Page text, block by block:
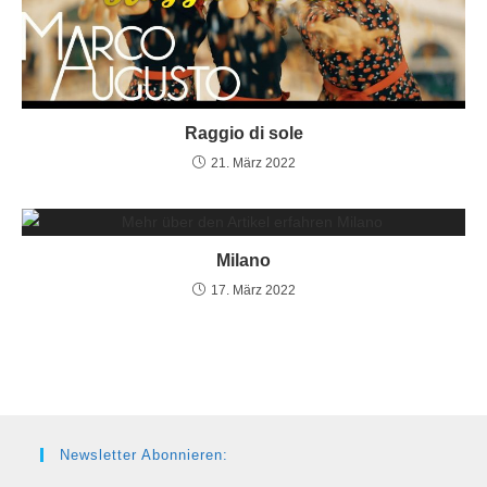
Raggio di sole
21. März 2022
Milano
17. März 2022
Newsletter Abonnieren: